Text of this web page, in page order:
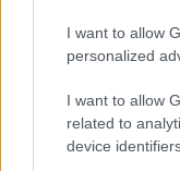
I want to allow
personalized
I want to allow
related to
device